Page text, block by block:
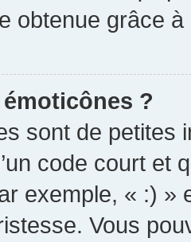
obtenue grâce à
?
sont de petites
code court et
exemple, « :) »
Vous